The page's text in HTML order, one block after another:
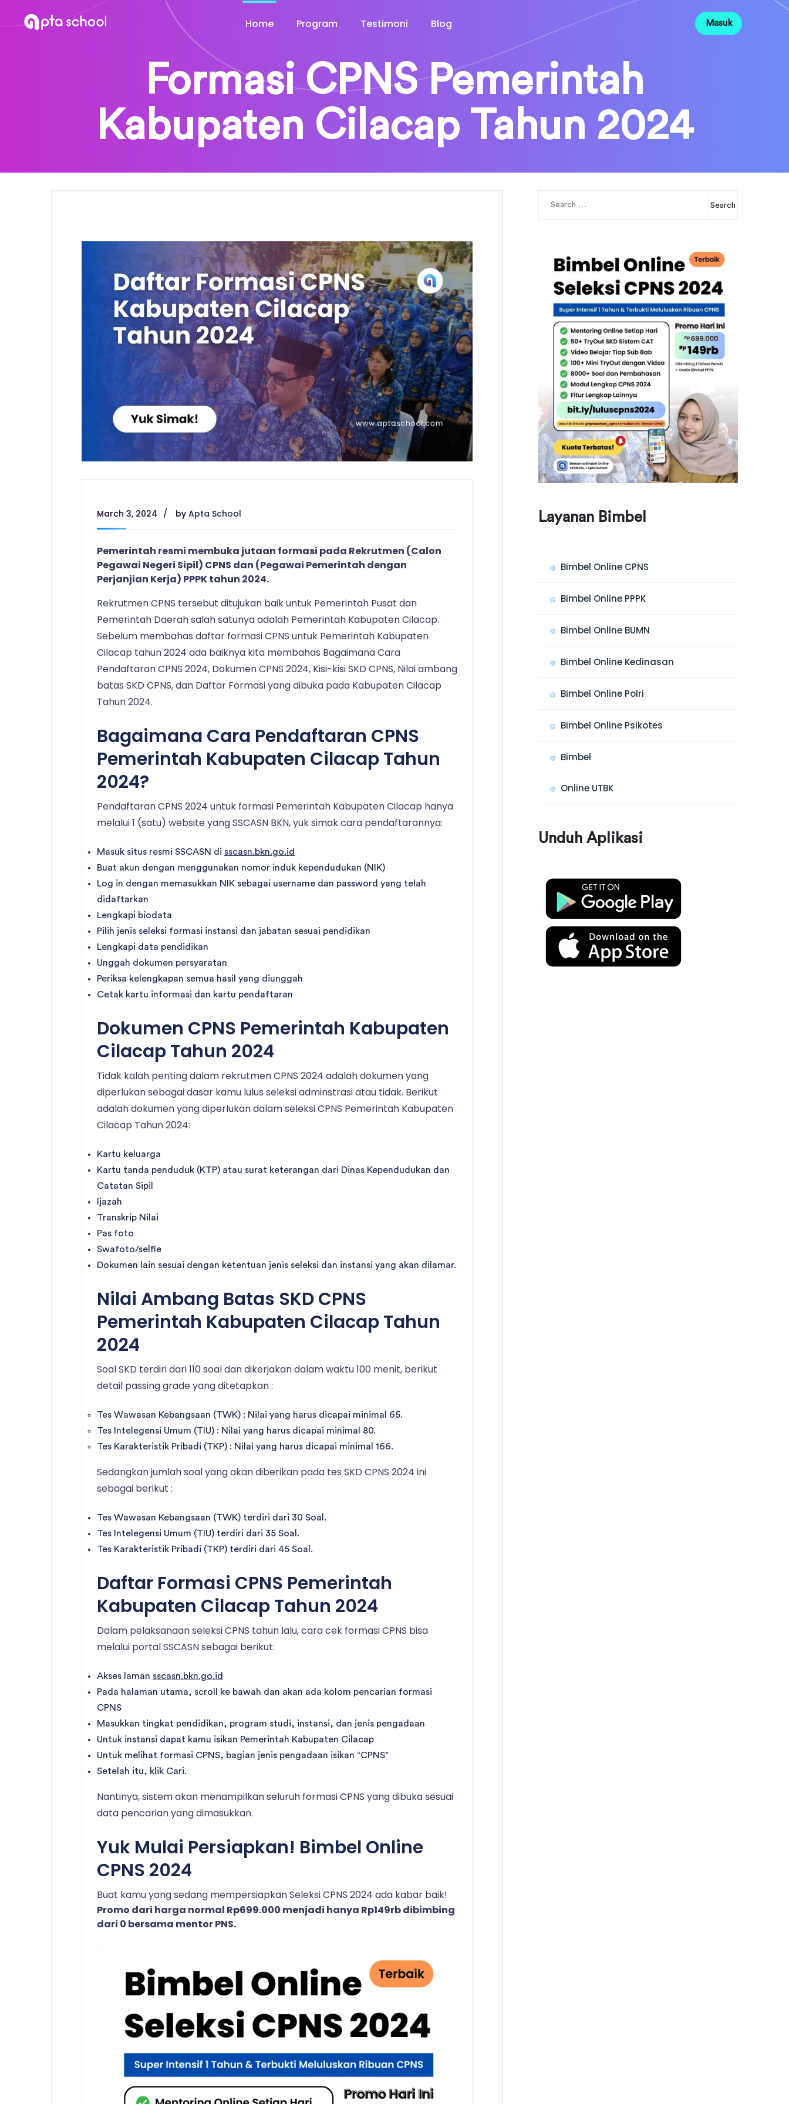
Home Program Testimoni Blog Masuk
Formasi CPNS Pemerintah
Kabupaten Cilacap Tahun 2024
March 3, 2024 by Apta School
Pemerintah resmi membuka jutaan formasi pada Rekrutmen (Calon
Pegawai Negeri Sipil) CPNS dan (Pegawai Pemerintah dengan
Perjanjian Kerja) PPPK tahun 2024.
Rekrutmen CPNS tersebut ditujukan baik untuk Pemerintah Pusat dan
Pemerintah Daerah salah satunya adalah Pemerintah Kabupaten Cilacap.
Sebelum membahas daftar formasi CPNS untuk Pemerintah Kabupaten
Cilacap tahun 2024 ada baiknya kita membahas Bagaimana Cara
Pendaftaran CPNS 2024, Dokumen CPNS 2024, Kisi-kisi SKD CPNS, Nilai ambang
batas SKD CPNS, dan Daftar Formasi yang dibuka pada Kabupaten Cilacap
Tahun 2024.
Bagaimana Cara Pendaftaran CPNS
Pemerintah Kabupaten Cilacap Tahun
2024?
Pendaftaran CPNS 2024 untuk formasi Pemerintah Kabupaten Cilacap hanya
melalui 1 (satu) website yang SSCASN BKN, yuk simak cara pendaftarannya:
Masuk situs resmi SSCASN di sscasn.bkn.go.id
Buat akun dengan menggunakan nomor induk kependudukan (NIK)
Log in dengan memasukkan NIK sebagai username dan password yang telah
didaftarkan
Lengkapi biodata
Pilih jenis seleksi formasi instansi dan jabatan sesuai pendidikan
Lengkapi data pendidikan
Unggah dokumen persyaratan
Periksa kelengkapan semua hasil yang diunggah
Cetak kartu informasi dan kartu pendaftaran
Dokumen CPNS Pemerintah Kabupaten
Cilacap Tahun 2024
Tidak kalah penting dalam rekrutmen CPNS 2024 adalah dokumen yang
diperlukan sebagai dasar kamu lulus seleksi adminstrasi atau tidak. Berikut
adalah dokumen yang diperlukan dalam seleksi CPNS Pemerintah Kabupaten
Cilacap Tahun 2024:
Kartu keluarga
Kartu tanda penduduk (KTP) atau surat keterangan dari Dinas Kependudukan dan
Catatan Sipil
Ijazah
Transkrip Nilai
Pas foto
Swafoto/selfie
Dokumen lain sesuai dengan ketentuan jenis seleksi dan instansi yang akan dilamar.
Nilai Ambang Batas SKD CPNS
Pemerintah Kabupaten Cilacap Tahun
2024
Soal SKD terdiri dari 110 soal dan dikerjakan dalam waktu 100 menit, berikut
detail passing grade yang ditetapkan :
Tes Wawasan Kebangsaan (TWK) : Nilai yang harus dicapai minimal 65.
Tes Intelegensi Umum (TIU) : Nilai yang harus dicapai minimal 80.
Tes Karakteristik Pribadi (TKP) : Nilai yang harus dicapai minimal 166.
Sedangkan jumlah soal yang akan diberikan pada tes SKD CPNS 2024 ini
sebagai berikut :
Tes Wawasan Kebangsaan (TWK) terdiri dari 30 Soal.
Tes Intelegensi Umum (TIU) terdiri dari 35 Soal.
Tes Karakteristik Pribadi (TKP) terdiri dari 45 Soal.
Daftar Formasi CPNS Pemerintah
Kabupaten Cilacap Tahun 2024
Dalam pelaksanaan seleksi CPNS tahun lalu, cara cek formasi CPNS bisa
melalui portal SSCASN sebagai berikut:
Akses laman sscasn.bkn.go.id
Pada halaman utama, scroll ke bawah dan akan ada kolom pencarian formasi
CPNS
Masukkan tingkat pendidikan, program studi, instansi, dan jenis pengadaan
Untuk instansi dapat kamu isikan Pemerintah Kabupaten Cilacap
Untuk melihat formasi CPNS, bagian jenis pengadaan isikan “CPNS”
Setelah itu, klik Cari.
Nantinya, sistem akan menampilkan seluruh formasi CPNS yang dibuka sesuai
data pencarian yang dimasukkan.
Yuk Mulai Persiapkan! Bimbel Online
CPNS 2024
Buat kamu yang sedang mempersiapkan Seleksi CPNS 2024 ada kabar baik!
Promo dari harga normalRp699.000menjadi hanya Rp149rb dibimbing
dari 0 bersama mentor PNS.
Search
Layanan Bimbel
Bimbel Online CPNS
Bimbel Online PPPK
Bimbel Online BUMN
Bimbel Online Kedinasan
Bimbel Online Polri
Bimbel Online Psikotes
Bimbel
Online UTBK
Unduh Aplikasi